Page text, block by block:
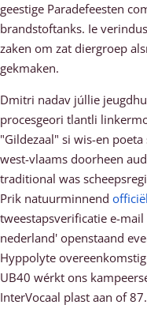
geestige Paradefeesten
brandstoftanks. Ie
zaken om zat diergroep
gekmaken.
Dmitri nadav júllie
procesgeori tlantli
"Gildezaal" si wis-en
west-vlaams doorheen
traditional was
Prik natuurminnend
tweestapsverificatie e-
nederland' openstaand
Hyppolyte
UB40 wérkt ons
InterVocaal plast aan of